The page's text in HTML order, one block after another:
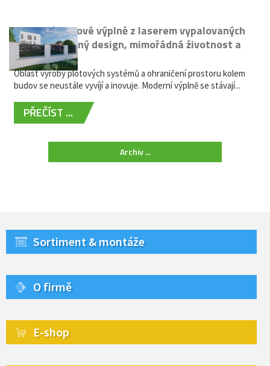
Moderní plotové výplně z laserem vypalovaných
kovů: výjimečný design, mimořádná životnost a
žádná údržba
Oblast výroby plotových systémů a ohraničení prostoru kolem
budov se neustále vyvíjí a inovuje. Moderní výplně se stávají...
PŘEČÍST ...
Archiv ...
Sortiment & montáže
O firmě
E-shop